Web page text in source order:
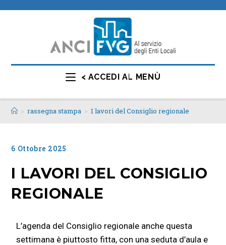
< ACCEDI AL MENÙ
> rassegna stampa > I lavori del Consiglio regionale
6 Ottobre 2025
I LAVORI DEL CONSIGLIO
REGIONALE
L’agenda del Consiglio regionale anche questa
settimana è piuttosto fitta, con una seduta d’aula e